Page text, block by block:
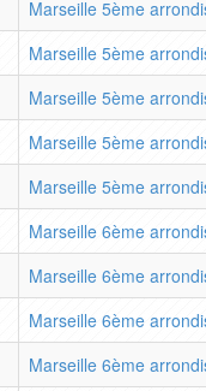
Marseille 5ème
Marseille 5ème
Marseille 5ème
Marseille 5ème
Marseille 5ème
Marseille 6ème
Marseille 6ème
Marseille 6ème
Marseille 6ème